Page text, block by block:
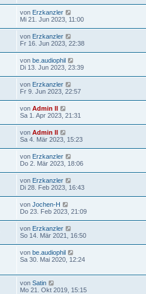
von Erzkanzler
Mi 21. Jun 2023, 11:00
von Erzkanzler
Fr 16. Jun 2023, 22:38
von be.audiophil
Di 13. Jun 2023, 23:39
von Erzkanzler
Fr 9. Jun 2023, 22:57
von Admin II
Sa 1. Apr 2023, 21:31
von Admin II
Sa 4. Mär 2023, 15:23
von Erzkanzler
Do 2. Mär 2023, 18:06
von Erzkanzler
Di 28. Feb 2023, 16:43
von Jochen-H
Do 23. Feb 2023, 21:09
von Erzkanzler
So 14. Mär 2021, 16:50
von be.audiophil
Sa 30. Mai 2020, 12:24
von Satin
Mo 21. Okt 2019, 15:15